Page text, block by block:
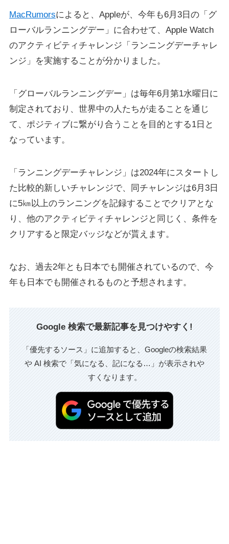
MacRumorsによると、Appleが、今年も6月3日の「グ
ローバルランニングデー」に合わせて、Apple Watch
のアクティビティチャレンジ「ランニングデーチャレ
ンジ」を実施することが分かりました。
「グローバルランニングデー」は毎年6月第1水曜日に
制定されており、世界中の人たちが走ることを通じ
て、ポジティブに繋がり合うことを目的とする1日と
なっています。
「ランニングデーチャレンジ」は2024年にスタートし
た比較的新しいチャレンジで、同チャレンジは6月3日
に5㎞以上のランニングを記録することでクリアとな
り、他のアクティビティチャレンジと同じく、条件を
クリアすると限定バッジなどが貰えます。
なお、過去2年とも日本でも開催されているので、今
年も日本でも開催されるものと予想されます。
Google 検索で最新記事を見つけやすく!
「優先するソース」に追加すると、Googleの検索結果
や AI 検索で「気になる、記になる…」が表示されや
すくなります。